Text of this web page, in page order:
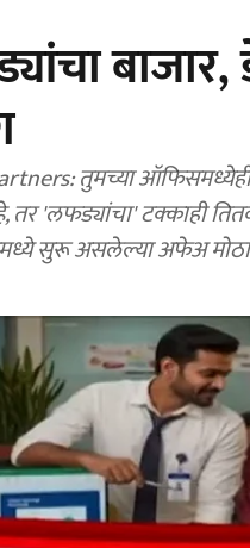
बाजार,
तुमच्या
'लफड्यांचा' टक्काही
सुरू असलेल्या अफेअ